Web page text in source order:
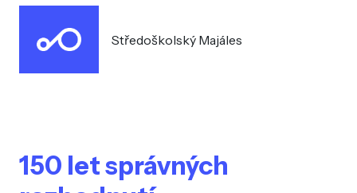
Středoškolský Majáles
150 let správných